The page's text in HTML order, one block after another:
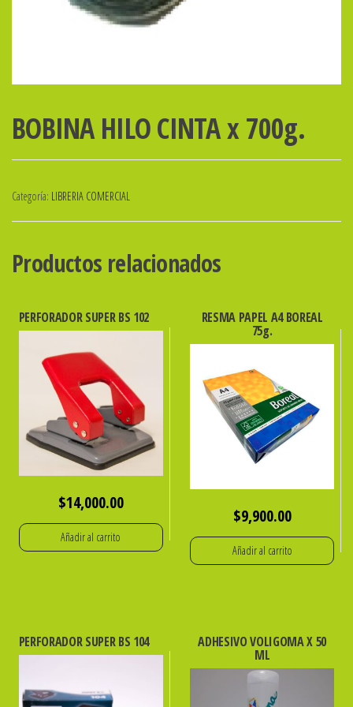
BOBINA HILO CINTA x 700g.
Categoría: LIBRERIA COMERCIAL
Productos relacionados
PERFORADOR SUPER BS 102
$14,000.00
Añadir al carrito
RESMA PAPEL A4 BOREAL
75g.
$9,900.00
Añadir al carrito
PERFORADOR SUPER BS 104 ADHESIVO VOLIGOMA X 50
ML